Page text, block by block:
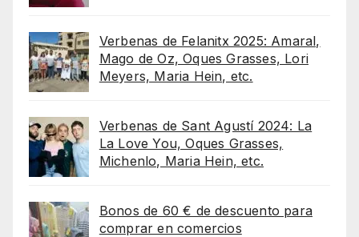
Verbenas de Felanitx 2025: Amaral,
Mago de Oz, Oques Grasses, Lori
Meyers, Maria Hein, etc.
Verbenas de Sant Agustí 2024: La
La Love You, Oques Grasses,
Michenlo, Maria Hein, etc.
Bonos de 60 € de descuento para
comprar en comercios